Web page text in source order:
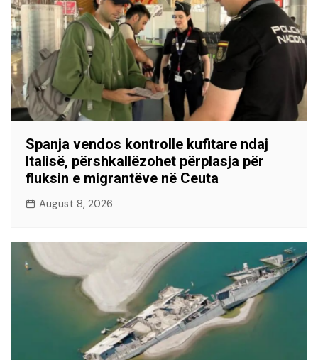
Spanja vendos kontrolle kufitare ndaj
Italisë, përshkallëzohet përplasja për
fluksin e migrantëve në Ceuta
August 8, 2026